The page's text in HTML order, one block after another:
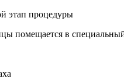
этап процедуры
помещается в